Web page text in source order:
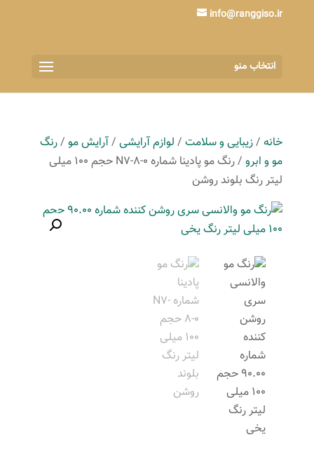
info@ranggiso.ir
انتخاب منو
خانه/زیبایی و سلامت/ لوازم آرایشی/آرایش مو/رنگ
مو و ابرو
/ رنگ مو پادینا شماره N7-8-0 حجم 100 میلی
لیتر رنگ بلوند روشن